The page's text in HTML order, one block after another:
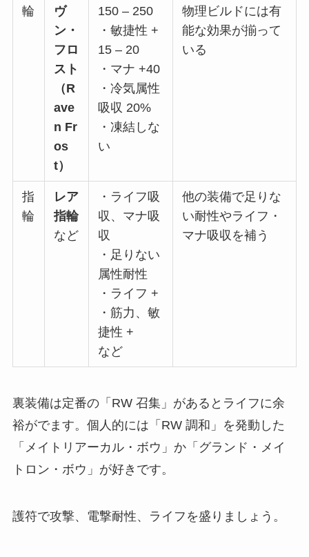
輪
ヴ
ン・
フロ
スト
（R
ave
n Fr
os
t）
150 – 250
・敏捷性 +
15 – 20
・マナ +40
・冷気属性
吸収 20%
・凍結しな
い
物理ビルドには有
能な効果が揃って
いる
指
輪
レア
指輪
など
・ライフ吸
収、マナ吸
収
・足りない
属性耐性
・ライフ +
・筋力、敏
捷性 +
など
他の装備で足りな
い耐性やライフ・
マナ吸収を補う
裏装備は定番の「RW 召集」があるとライフに余
裕がでます。個人的には「RW 調和」を発動した
「メイトリアーカル・ボウ」か「グランド・メイ
トロン・ボウ」が好きです。
護符で攻撃、電撃耐性、ライフを盛りましょう。